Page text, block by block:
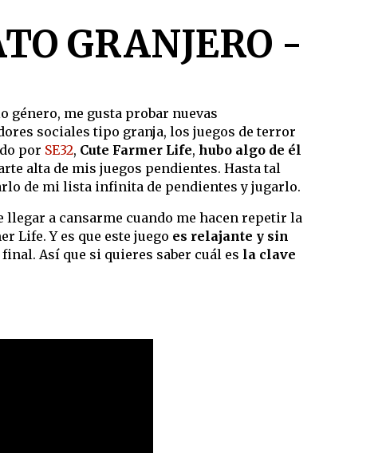
GRANJERO -
género, me gusta probar nuevas
sociales tipo granja, los juegos de terror
por SE32, Cute Farmer Life, hubo algo de él
alta de mis juegos pendientes. Hasta tal
de mi lista infinita de pendientes y jugarlo.
llegar a cansarme cuando me hacen repetir la
Life. Y es que este juego es relajante y sin
Así que si quieres saber cuál es la clave